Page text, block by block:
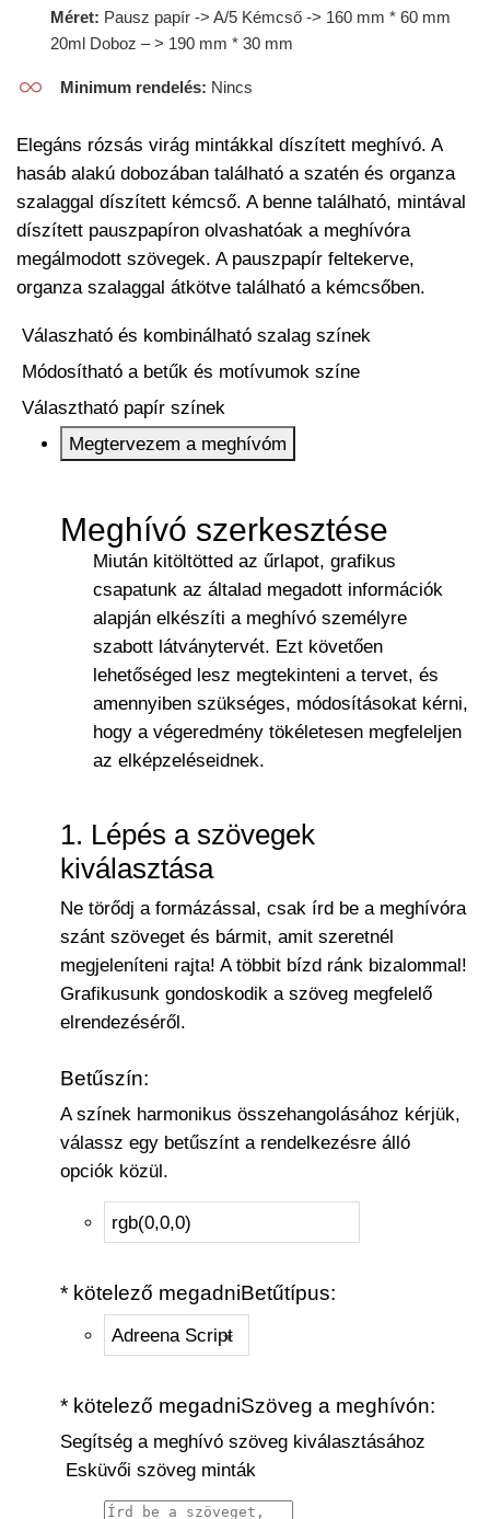
Méret: Pausz papír -> A/5 Kémcső -> 160 mm * 60 mm
20ml Doboz – > 190 mm * 30 mm
Minimum rendelés: Nincs
Elegáns rózsás virág mintákkal díszített meghívó. A
hasáb alakú dobozában található a szatén és organza
szalaggal díszített kémcső. A benne található, mintával
díszített pauszpapíron olvashatóak a meghívóra
megálmodott szövegek. A pauszpapír feltekerve,
organza szalaggal átkötve található a kémcsőben.
Válaszható és kombinálható szalag színek
Módosítható a betűk és motívumok színe
Választható papír színek
Megtervezem a meghívóm
Meghívó szerkesztése
Miután kitöltötted az űrlapot, grafikus
csapatunk az általad megadott információk
alapján elkészíti a meghívó személyre
szabott látványtervét. Ezt követően
lehetőséged lesz megtekinteni a tervet, és
amennyiben szükséges, módosításokat kérni,
hogy a végeredmény tökéletesen megfeleljen
az elképzeléseidnek.
1. Lépés a szövegek
kiválasztása
Ne törődj a formázással, csak írd be a meghívóra
szánt szöveget és bármit, amit szeretnél
megjeleníteni rajta! A többit bízd ránk bizalommal!
Grafikusunk gondoskodik a szöveg megfelelő
elrendezéséről.
Betűszín:
A színek harmonikus összehangolásához kérjük,
válassz egy betűszínt a rendelkezésre álló
opciók közül.
* kötelező megadniBetűtípus:
* kötelező megadniSzöveg a meghívón:
Segítség a meghívó szöveg kiválasztásához
Esküvői szöveg minták